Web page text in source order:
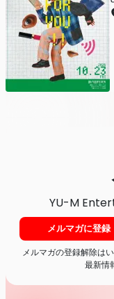
YU-M
メルマガに登録
メルマガの登録解除は
最新情